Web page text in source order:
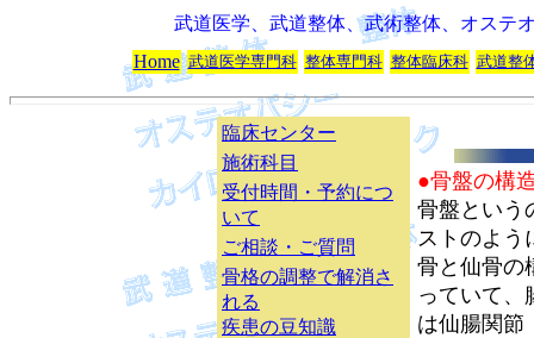
武道医学、武道整体、武術整体、オステ
Home 武道医学専門科 整体専門科 整体臨床科 武道整
臨床センター
施術科目
受付時間・予約につ
いて
ご相談 ・ご質問
骨格の調整で解消さ
れる
疾患の豆知識
●骨盤の構
骨盤という
ストのよう
骨と仙骨の
っていて、
は仙腸関節